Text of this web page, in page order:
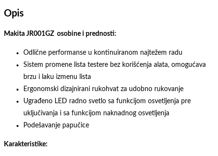
bez
Opis
Makita JR001GZ osobine i prednosti:
Odlične performanse u kontinuiranom najtežem radu
Sistem promene lista testere bez korišćenja alata, omogućava
brzu i laku izmenu lista
Ergonomski dizajnirani rukohvat za udobno rukovanje
Ugrađeno LED radno svetlo sa funkcijom osvetljenja pre
uključivanja i sa funkcijom naknadnog osvetljenja
Podešavanje papučice
Karakteristike: